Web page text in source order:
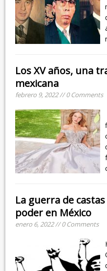
Los XV años, una
mexicana
febrero 9, 2022 // 0 Comments
La guerra de
poder en México
enero 6, 2022 // 0 Comments